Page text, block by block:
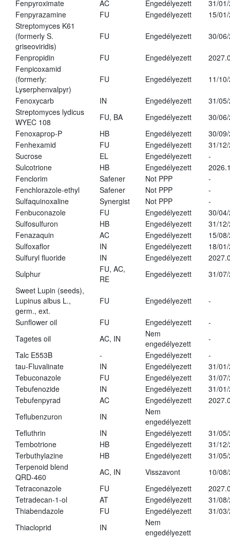
Fenpyroximate
AC Engedélyezett
31/
Fenpyrazamine
FU Engedélyezett
15/
Streptomyces K61
(formerly S.
griseoviridis)
FU Engedélyezett 30/
Fenpropidin FU Engedélyezett
Fenpicoxamid
(formerly:
Lyserphenvalpyr)
FU Engedélyezett 11/
Fenoxycarb IN Engedélyezett
31/
Streptomyces lydicus
WYEC 108
FU, BA Engedélyezett
30/
Fenoxaprop-P
HB Engedélyezett
30/
Fenhexamid
FU Engedélyezett
31/
Sucrose
EL Engedélyezett
-
Sulcotrione
HB Engedélyezett
Fenclorim
Safener Not PPP
-
Fenchlorazole-ethyl
Safener Not PPP
-
Sulfaquinoxaline
Synergist Not PPP
-
Fenbuconazole
FU Engedélyezett
30/
Sulfosulfuron
HB Engedélyezett
31/
Fenazaquin
AC Engedélyezett
15/
Sulfoxaflor
IN Engedélyezett
18/
Sulfuryl fluoride
IN Engedélyezett
Sulphur
FU, AC,
RE
Engedélyezett
31/
Sweet Lupin (seeds),
Lupinus albus L.,
germ., ext.
FU Engedélyezett -
Sunflower oil FU Engedélyezett
-
Tagetes oil
AC, IN
Nem
engedélyezett
-
Talc E553B
- Engedélyezett
-
tau-Fluvalinate
IN Engedélyezett
31/
Tebuconazole
FU Engedélyezett
31/
Tebufenozide
IN Engedélyezett
31/
Tebufenpyrad
AC Engedélyezett
Teflubenzuron
IN
Nem
engedélyezett
Tefluthrin
IN Engedélyezett
31/
Tembotrione
HB Engedélyezett
31/
Terbuthylazine
HB Engedélyezett
31/
Terpenoid blend
QRD-460
AC, IN Visszavont
10/
Tetraconazole
FU Engedélyezett
Tetradecan-1-ol
AT Engedélyezett
31/
Thiabendazole
FU Engedélyezett
31/
Thiacloprid
IN
Nem
engedélyezett